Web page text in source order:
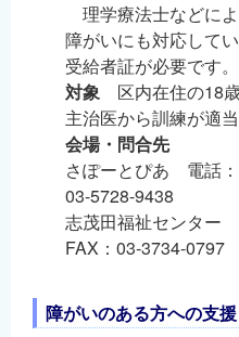
理学療法士などに
障がいにも対応して
受給者証が必要です。
対象 区内在住の18
主治医から訓練が適
会場・問合先
さぽーとぴあ 電話
03-5728-9438
志茂田福祉センター
FAX：03-3734-0797
障がいのある方への支援